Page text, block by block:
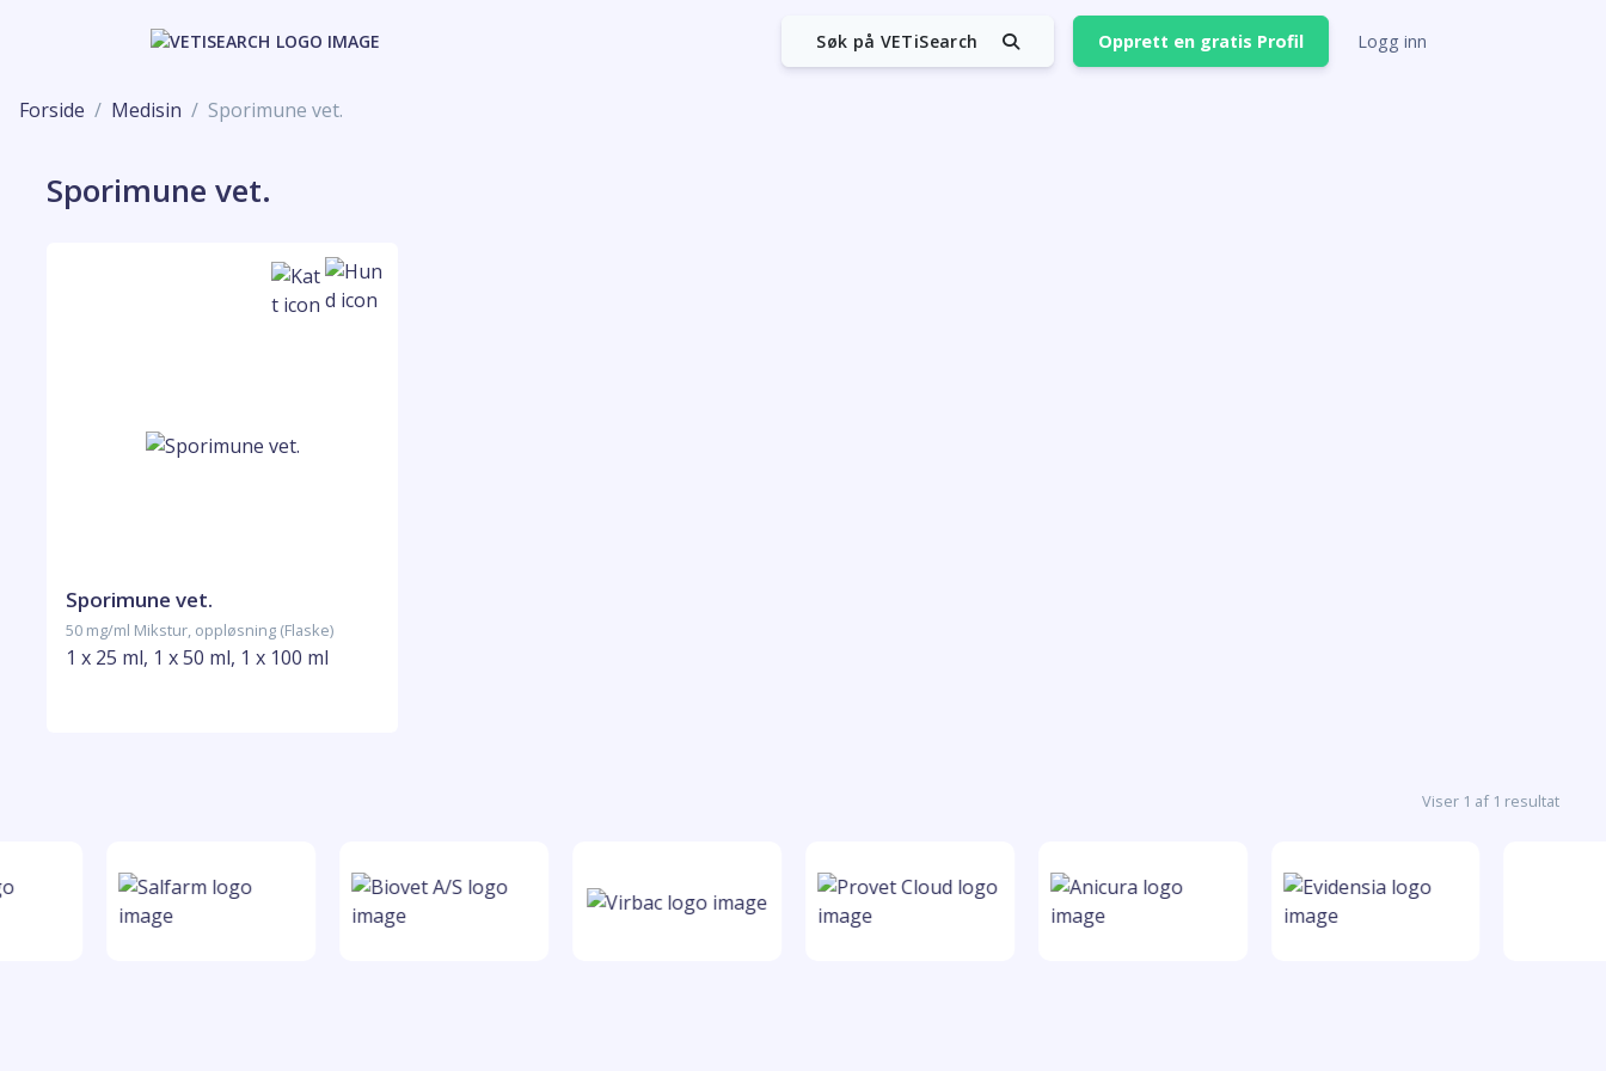
Søk på VETiSearch Opprett en gratis Profil Logg inn
Forside Medisin Sporimune vet.
Sporimune vet.
Sporimune vet.
50 mg/ml Mikstur, oppløsning (Flaske)
1 x 25 ml, 1 x 50 ml, 1 x 100 ml
Viser 1 af 1 resultat